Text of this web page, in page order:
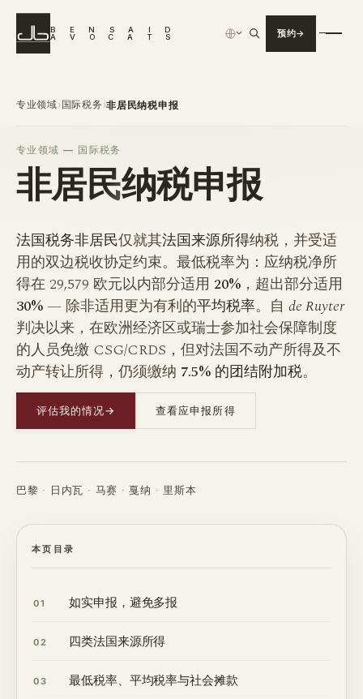
B E N S A I
D
A
V O C A T S › 预约
专业领域›国际税务 ›非居民纳税申报
专业领域 — 国际税务
非居民纳税申报
法国税务非居民仅就其法国来源所得纳税，并受适
用的双边税收协定约束。最低税率为：应纳税净所
得在 29,579 欧元以内部分适用 20% ，超出部分适用
30% — 除非适用更为有利的平均税率。自 de Ruyter
判决以来，在欧洲经济区或瑞士参加社会保障制度
的人员免缴 CSG/CRDS，但对法国不动产所得及不
动产转让所得，仍须缴纳 7.5% 的团结附加税。
评估我的情况→ 查看应申报所得
巴黎 · 日内瓦 · 马赛 · 戛纳 · 里斯本
本页目录
01 如实申报，避免多报
02 四类法国来源所得
03 最低税率、平均税率与社会摊款